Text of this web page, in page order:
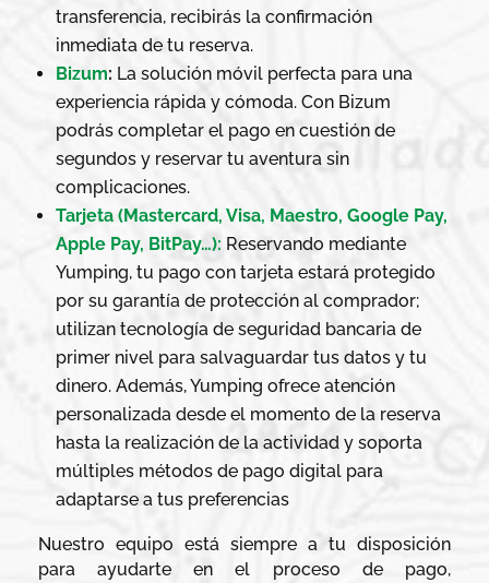
transferencia, recibirás la confirmación
inmediata de tu reserva.
Bizum: La solución móvil perfecta para una
experiencia rápida y cómoda. Con Bizum
podrás completar el pago en cuestión de
segundos y reservar tu aventura sin
complicaciones.
Tarjeta (Mastercard, Visa, Maestro, Google Pay,
Apple Pay, BitPay…): Reservando mediante
Yumping, tu pago con tarjeta estará protegido
por su garantía de protección al comprador;
utilizan tecnología de seguridad bancaria de
primer nivel para salvaguardar tus datos y tu
dinero. Además, Yumping ofrece atención
personalizada desde el momento de la reserva
hasta la realización de la actividady soporta
múltiples métodos de pago digital para
adaptarse a tus preferencias
Nuestro equipo está siempre a tu disposición
para ayudarte en el proceso de pago,